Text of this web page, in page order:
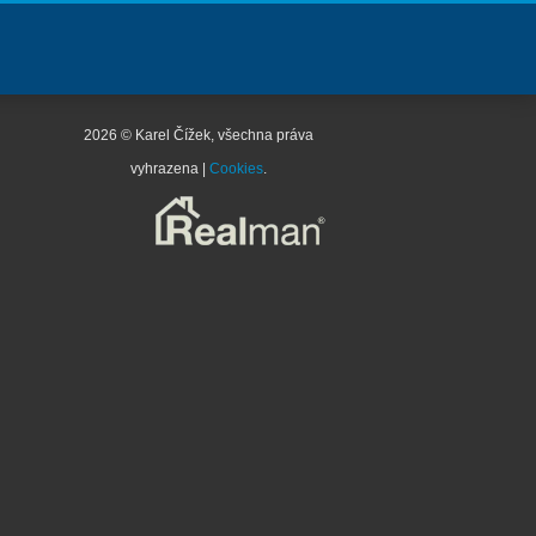
2026 © Karel Čížek, všechna práva
vyhrazena |Cookies.